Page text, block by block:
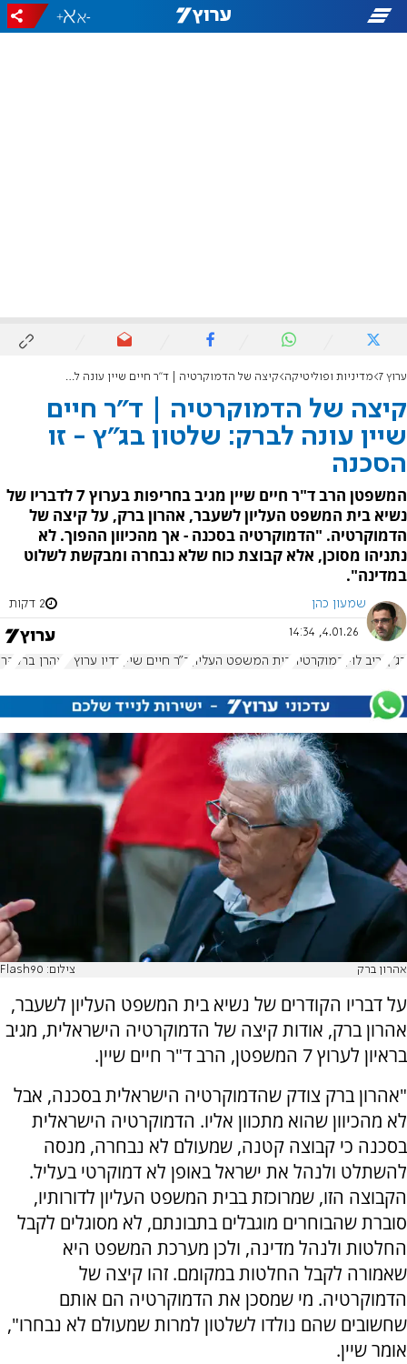
-
+
ערוץ 7 מדיניות ופוליטיקה קיצה של הדמוקרטיה | ד"ר חיים שיין עונה לברק: שלטון בג"ץ - זו הסכנה
קיצה של הדמוקרטיה | ד"ר חיים
שיין עונה לברק: שלטון בג"ץ - זו
הסכנה
המשפטן הרב ד"ר חיים שיין מגיב בחריפות בערוץ 7 לדבריו של
נשיא בית המשפט העליון לשעבר, אהרון ברק, על קיצה של
הדמוקרטיה. "הדמוקרטיה בסכנה - אך מהכיוון ההפוך. לא
נתניהו מסוכן, אלא קבוצת כוח שלא נבחרה ומבקשת לשלוט
במדינה".
שמעון כהן 2 דקות
4.01.26, 14:34
בג"ץ יריב לוין דמוקרטיה בית המשפט העליון ד"ר חיים שיין רדיו ערוץ 7 אהרן ברק
אהרון ברק צילום: Flash90
על דבריו הקודרים של נשיא בית המשפט העליון לשעבר,
אהרון ברק, אודות קיצה של הדמוקרטיה הישראלית, מגיב
בראיון לערוץ 7 המשפטן, הרב ד"ר חיים שיין.
"אהרון ברק צודק שהדמוקרטיה הישראלית בסכנה, אבל
לא מהכיוון שהוא מתכוון אליו. הדמוקרטיה הישראלית
בסכנה כי קבוצה קטנה, שמעולם לא נבחרה, מנסה
להשתלט ולנהל את ישראל באופן לא דמוקרטי בעליל.
הקבוצה הזו, שמרוכזת בבית המשפט העליון לדורותיו,
סוברת שהבוחרים מוגבלים בתבונתם, לא מסוגלים לקבל
החלטות ולנהל מדינה, ולכן מערכת המשפט היא
שאמורה לקבל החלטות במקומם. זהו קיצה של
הדמוקרטיה. מי שמסכן את הדמוקרטיה הם אותם
שחשובים שהם נולדו לשלטון למרות שמעולם לא נבחרו",
אומר שיין.